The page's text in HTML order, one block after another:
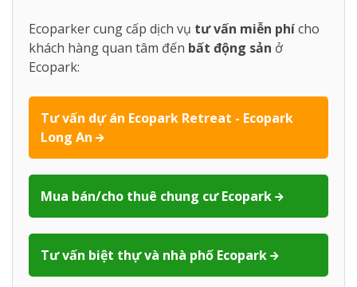
Ecoparker cung cấp dịch vụ tư vấn miễn phícho
khách hàng quan tâm đến bất động sản ở
Ecopark:
Tư vấn dự án Ecopark Retreat - Ecopark
Long An
Mua bán/cho thuê chung cư Ecopark
Tư vấn biệt thự và nhà phố Ecopark